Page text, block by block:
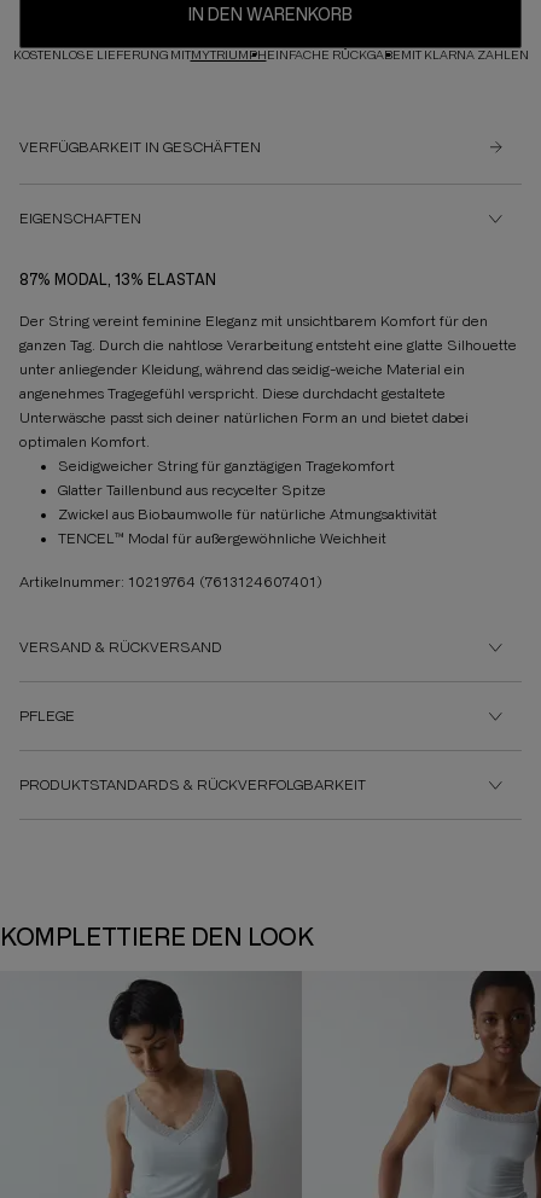
IN DEN WARENKORB
KOSTENLOSE LIEFERUNG MITMYTRIUMPHEINFACHE RÜCKGABEMIT KLARNA ZAHLEN
VERFÜGBARKEIT IN GESCHÄFTEN
EIGENSCHAFTEN
87% MODAL, 13% ELASTAN
Der String vereint feminine Eleganz mit unsichtbarem Komfort für den
ganzen Tag. Durch die nahtlose Verarbeitung entsteht eine glatte Silhouette
unter anliegender Kleidung, während das seidig-weiche Material ein
angenehmes Tragegefühl verspricht. Diese durchdacht gestaltete
Unterwäsche passt sich deiner natürlichen Form an und bietet dabei
optimalen Komfort.
Seidigweicher String für ganztägigen Tragekomfort
Glatter Taillenbund aus recycelter Spitze
Zwickel aus Biobaumwolle für natürliche Atmungsaktivität
TENCEL™ Modal für außergewöhnliche Weichheit
Artikelnummer: 10219764 (7613124607401)
VERSAND & RÜCKVERSAND
PFLEGE
PRODUKTSTANDARDS & RÜCKVERFOLGBARKEIT
KOMPLETTIERE DEN LOOK